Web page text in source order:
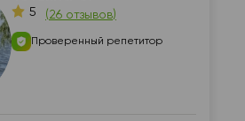
5 (26 отзывов)
Проверенный репетитор